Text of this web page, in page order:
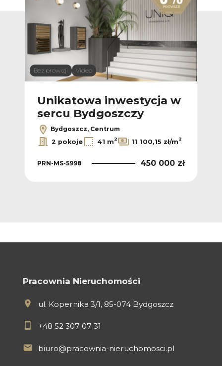
Bez prowizji Video
Unikatowa inwestycja w
sercu Bydgoszczy
Bydgoszcz, Centrum
2 pokoje
41 m2 11 100,15 zł/m2
PRN-MS-5998 450 000 zł
Pracownia Nieruchomości
ul. Kopernika 3/1, 85-074 Bydgoszcz
+48 52 307 07 31
biuro@pracownia-nieruchomosci.pl